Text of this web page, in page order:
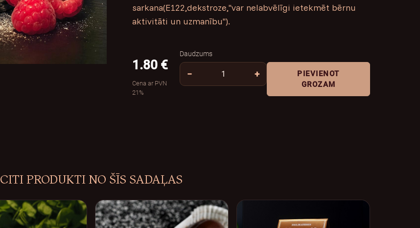
sarkana(E122,dekstroze,''var nelabvēlīgi ietekmēt bērnu
aktivitāti un uzmanību'').
1.80 €
Cena ar PVN
21%
Daudzums
− +
PIEVIENOT
GROZAM
CITI PRODUKTI NO ŠĪS SADAĻAS